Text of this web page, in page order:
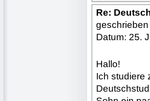
Re:
Datum: 25.
Hallo!
Ich studiere